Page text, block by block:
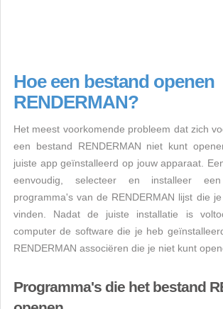
Hoe een bestand openen
RENDERMAN?
Het meest voorkomende probleem dat zich
een bestand RENDERMAN niet kunt
juiste app geïnstalleerd op jouw apparaat.
eenvoudig, selecteer en installeer
programma's van de RENDERMAN lijst die
vinden. Nadat de juiste installatie is
computer de software die je heb
RENDERMAN associëren die je niet kunt
Programma's die het bestand